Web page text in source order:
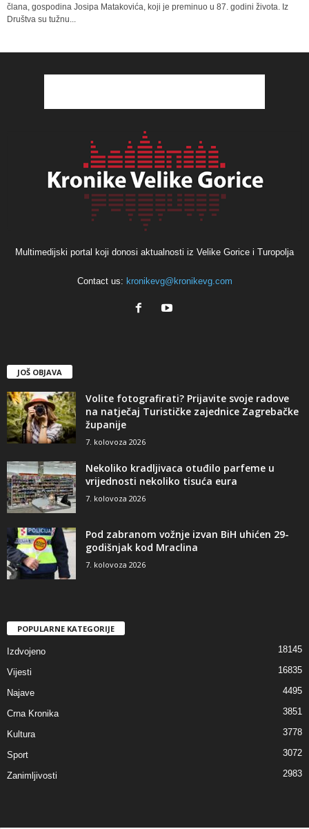
člana, gospodina Josipa Matakovića, koji je preminuo u 87. godini života. Iz
Društva su tužnu...
Multimedijski portal koji donosi aktualnosti iz Velike Gorice i Turopolja
Contact us: kronikevg@kronikevg.com
JOŠ OBJAVA
Volite fotografirati? Prijavite svoje radove
na natječaj Turističke zajednice Zagrebačke
županije
7. kolovoza 2026
Nekoliko kradljivaca otuđilo parfeme u
vrijednosti nekoliko tisuća eura
7. kolovoza 2026
Pod zabranom vožnje izvan BiH uhićen 29-
godišnjak kod Mraclina
7. kolovoza 2026
POPULARNE KATEGORIJE
Izdvojeno 18145
Vijesti 16835
Najave 4495
Crna Kronika 3851
Kultura 3778
Sport 3072
Zanimljivosti 2983